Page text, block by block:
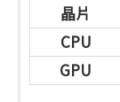
晶片
CPU
GPU